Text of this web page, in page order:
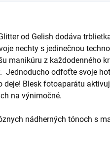
od Gelish dodáva
nechty s jedinečnou
manikúru z každodenného
Jednoducho odfoťte svoje
Blesk fotoaparátu
na výnimočné.
nádherných tónoch s